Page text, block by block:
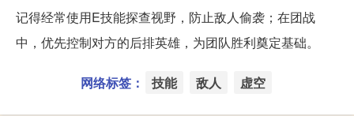
记得经常使用E技能探查视野，防止敌人偷袭；在团战
中，优先控制对方的后排英雄，为团队胜利奠定基础。
网络标签： 技能 敌人 虚空